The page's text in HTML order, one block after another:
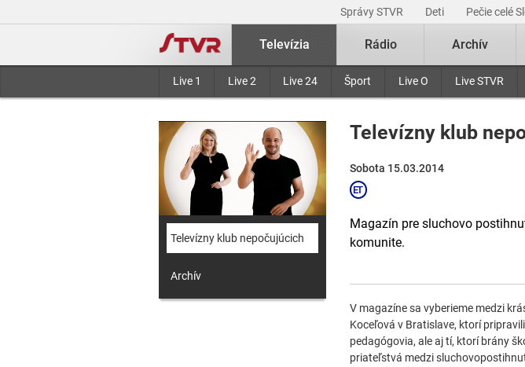
Správy STVR Deti Pečie celé
Televízia
Live 1 Live 2 Live 24 Šport Live O Live STVR
Rádio Archív
Televízny klub nepočujúcich
Archív
Televízny klub
Sobota 15.03.2014
Magazín pre sluchovo
komunite.
V magazíne sa vyberieme medzi
Koceľová v Bratislave, ktorí
pedagógovia, ale aj tí, ktorí brány
priateľstvá medzi